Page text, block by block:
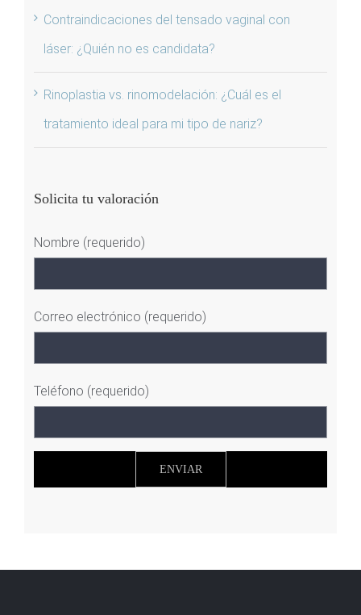
Contraindicaciones del tensado vaginal con
láser: ¿Quién no es candidata?
Rinoplastia vs. rinomodelación: ¿Cuál es el
tratamiento ideal para mi tipo de nariz?
Solicita tu valoración
Nombre (requerido)
Correo electrónico (requerido)
Teléfono (requerido)